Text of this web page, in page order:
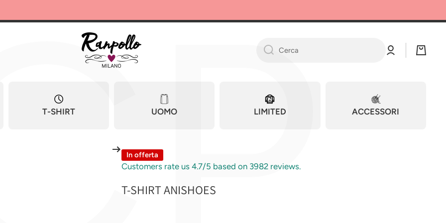
Cerca
ce
rre
T-SHIRT UOMO LIMITED ACCESSORI
In offerta
Customers rate us 4.7/5 based on 3982 reviews.
T-SHIRT ANISHOES